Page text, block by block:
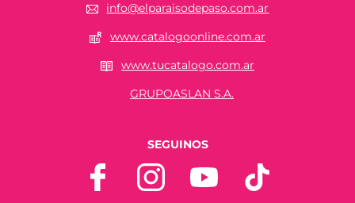
info@elparaisodepaso.com.ar
www.catalogoonline.com.ar
www.tucatalogo.com.ar
GRUPOASLAN S.A.
SEGUINOS